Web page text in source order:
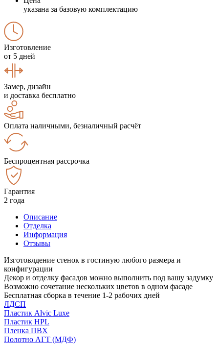
указана за базовую комплектацию
Изготовление
от 5 дней
Замер, дизайн
и доставка бесплатно
Оплата наличными, безналичный расчёт
Беспроцентная рассрочка
Гарантия
2 года
Описание
Отделка
Информация
Отзывы
Изготовлдение стенок в гостиную любого размера и
конфигурации
Декор и отделку фасадов можно выполнить под вашу задумку
Возможно сочетание нескольких цветов в одном фасаде
Бесплатная сборка в течение 1-2 рабочих дней
ЛДСП
Пластик Alvic Luxe
Пластик HPL
Пленка ПВХ
Полотно АГТ (МДФ)